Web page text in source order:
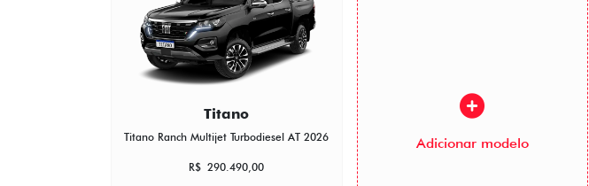
Titano
Titano Ranch Multijet Turbodiesel AT 2026
R$ 290.490,00
Adicionar modelo